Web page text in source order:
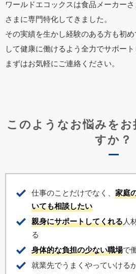
ワールドエコックスは食品メーカー
さまに専門特化してきました。
その実績を生かし経験のある方も初
して健康に働けるよう全力でサポート
まずはお気軽にご連絡ください。
このようなお悩みを
すか？
仕事のことだけでなく、 家庭
いても相談したい
親身にサポートしてくれる人
る
身体的な負担の少ない職場で
就業先でうまくやっていける